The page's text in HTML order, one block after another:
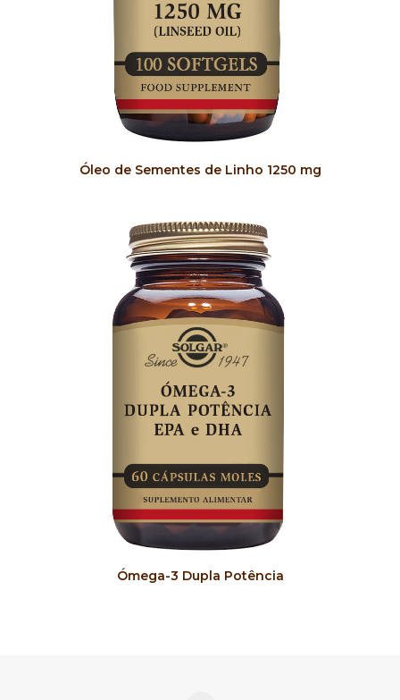
COMPRAR
Óleo de Sementes de Linho 1250 mg
COMPRAR
Ómega-3 Dupla Potência